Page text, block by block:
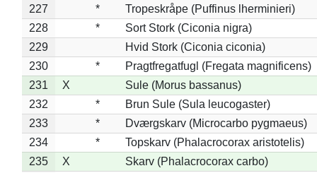
227 *
Tropeskråpe (Puffinus lherminieri)
228
*
Sort Stork (Ciconia nigra)
229
Hvid Stork (Ciconia ciconia)
230
*
Pragtfregatfugl (Fregata magnificens)
231
X
Sule (Morus bassanus)
232
*
Brun Sule (Sula leucogaster)
233
*
Dværgskarv (Microcarbo pygmaeus)
234
*
Topskarv (Phalacrocorax aristotelis)
235
X
Skarv (Phalacrocorax carbo)